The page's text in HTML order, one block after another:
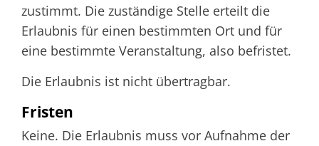
zustimmt. Die zuständige Stelle erteilt die
Erlaubnis für einen bestimmten Ort und für
eine bestimmte Veranstaltung, also befristet.
Die Erlaubnis ist nicht übertragbar.
Fristen
Keine. Die Erlaubnis muss vor Aufnahme der